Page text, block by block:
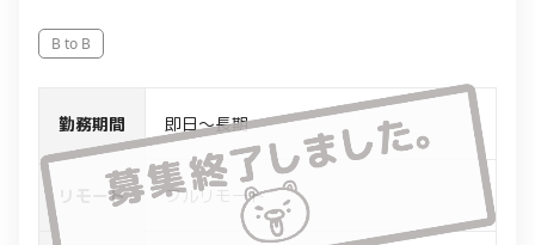
B to B
勤務期間 即日～長期
リモート フルリモート